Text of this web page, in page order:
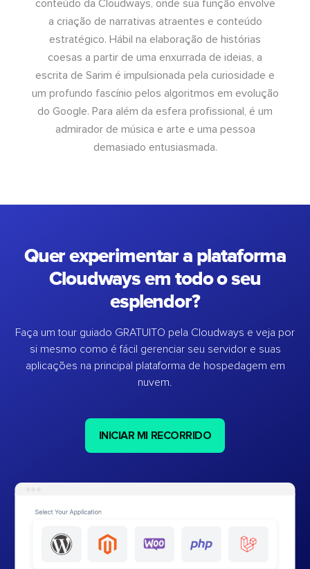
conteúdo da Cloudways, onde sua função envolve
a criação de narrativas atraentes e conteúdo
estratégico. Hábil na elaboração de histórias
coesas a partir de uma enxurrada de ideias, a
escrita de Sarim é impulsionada pela curiosidade e
um profundo fascínio pelos algoritmos em evolução
do Google. Para além da esfera profissional, é um
admirador de música e arte e uma pessoa
demasiado entusiasmada.
Quer experimentar a plataforma
Cloudways em todo o seu
esplendor?
Faça um tour guiado GRATUITO pela Cloudways e veja por
si mesmo como é fácil gerenciar seu servidor e suas
aplicações na principal plataforma de hospedagem em
nuvem.
INICIAR MI RECORRIDO